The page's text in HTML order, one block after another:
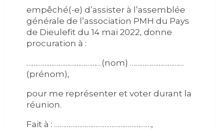
empêché(-e) d’assister à l’assemblée
générale de l’association PMH du Pays
de Dieulefit du 14 mai 2022, donne
procuration à :
……………………………………(nom) …………………………
(prénom),
pour me représenter et voter durant la
réunion.
Fait à : ………………………………………………,